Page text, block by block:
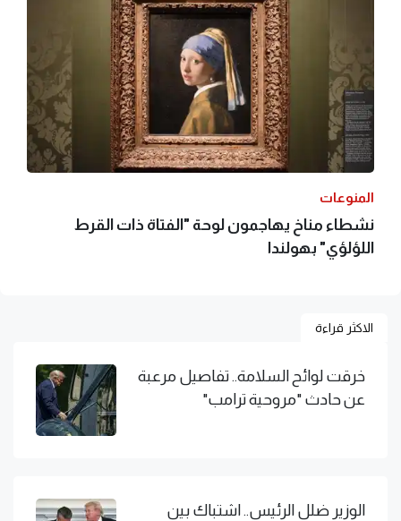
المنوعات
نشطاء مناخ يهاجمون لوحة "الفتاة ذات القرط
اللؤلؤي" بهولندا
الاكثر قراءة
خرقت لوائح السلامة.. تفاصيل مرعبة
عن حادث "مروحية ترامب"
الوزير ضلل الرئيس.. اشتباك بين